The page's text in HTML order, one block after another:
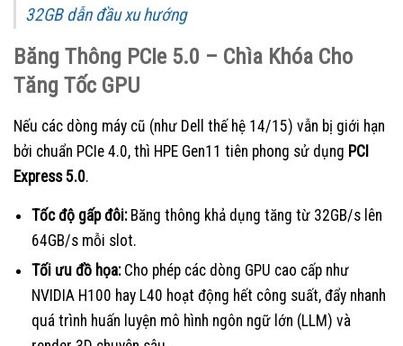
32GB dẫn đầu xu hướng
Băng Thông PCIe 5.0 – Chìa Khóa Cho
Tăng Tốc GPU
Nếu các dòng máy cũ (như Dell thế hệ 14/15) vẫn bị giới hạn
bởi chuẩn PCIe 4.0, thì HPE Gen11 tiên phong sử dụng PCI
Express 5.0.
Tốc độ gấp đôi:Băng thông khả dụng tăng từ 32GB/s lên
64GB/s mỗi slot.
Tối ưu đồ họa:Cho phép các dòng GPU cao cấp như
NVIDIA H100 hay L40 hoạt động hết công suất, đẩy nhanh
quá trình huấn luyện mô hình ngôn ngữ lớn (LLM) và